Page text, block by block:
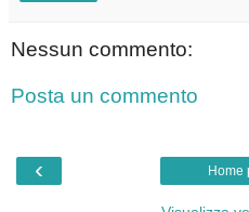
Nessun commento:
Posta un commento
‹ Home